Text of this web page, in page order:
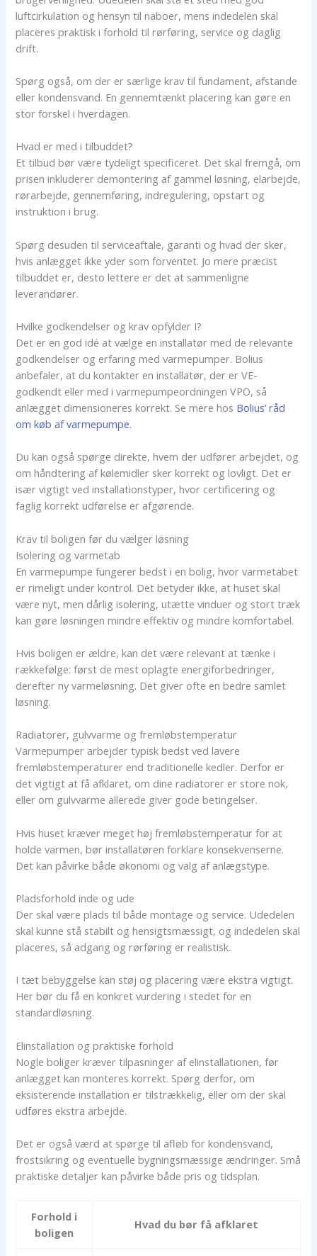
luftcirkulation og hensyn til naboer, mens indedelen skal
placeres praktisk i forhold til rørføring, service og daglig
drift.
Spørg også, om der er særlige krav til fundament, afstande
eller kondensvand. En gennemtænkt placering kan gøre en
stor forskel i hverdagen.
Hvad er med i tilbuddet?
Et tilbud bør være tydeligt specificeret. Det skal fremgå, om
prisen inkluderer demontering af gammel løsning, elarbejde,
rørarbejde, gennemføring, indregulering, opstart og
instruktion i brug.
Spørg desuden til serviceaftale, garanti og hvad der sker,
hvis anlægget ikke yder som forventet. Jo mere præcist
tilbuddet er, desto lettere er det at sammenligne
leverandører.
Hvilke godkendelser og krav opfylder I?
Det er en god idé at vælge en installatør med de relevante
godkendelser og erfaring med varmepumper. Bolius
anbefaler, at du kontakter en installatør, der er VE-
godkendt eller med i varmepumpeordningen VPO, så
anlægget dimensioneres korrekt. Se mere hos Bolius’ råd
om køb af varmepumpe.
Du kan også spørge direkte, hvem der udfører arbejdet, og
om håndtering af kølemidler sker korrekt og lovligt. Det er
især vigtigt ved installationstyper, hvor certificering og
faglig korrekt udførelse er afgørende.
Krav til boligen før du vælger løsning
Isolering og varmetab
En varmepumpe fungerer bedst i en bolig, hvor varmetabet
er rimeligt under kontrol. Det betyder ikke, at huset skal
være nyt, men dårlig isolering, utætte vinduer og stort træk
kan gøre løsningen mindre effektiv og mindre komfortabel.
Hvis boligen er ældre, kan det være relevant at tænke i
rækkefølge: først de mest oplagte energiforbedringer,
derefter ny varmeløsning. Det giver ofte en bedre samlet
løsning.
Radiatorer, gulvvarme og fremløbstemperatur
Varmepumper arbejder typisk bedst ved lavere
fremløbstemperaturer end traditionelle kedler. Derfor er
det vigtigt at få afklaret, om dine radiatorer er store nok,
eller om gulvvarme allerede giver gode betingelser.
Hvis huset kræver meget høj fremløbstemperatur for at
holde varmen, bør installatøren forklare konsekvenserne.
Det kan påvirke både økonomi og valg af anlægstype.
Pladsforhold inde og ude
Der skal være plads til både montage og service. Udedelen
skal kunne stå stabilt og hensigtsmæssigt, og indedelen skal
placeres, så adgang og rørføring er realistisk.
I tæt bebyggelse kan støj og placering være ekstra vigtigt.
Her bør du få en konkret vurdering i stedet for en
standardløsning.
Elinstallation og praktiske forhold
Nogle boliger kræver tilpasninger af elinstallationen, før
anlægget kan monteres korrekt. Spørg derfor, om
eksisterende installation er tilstrækkelig, eller om der skal
udføres ekstra arbejde.
Det er også værd at spørge til afløb for kondensvand,
frostsikring og eventuelle bygningsmæssige ændringer. Små
praktiske detaljer kan påvirke både pris og tidsplan.
Forhold i
boligen
Hvad du bør få afklaret